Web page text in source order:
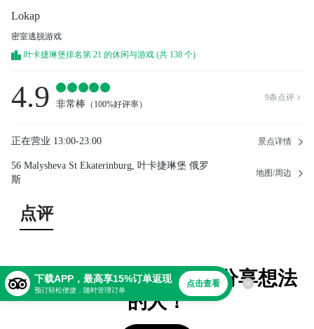
Lokap
密室逃脱游戏
叶卡捷琳堡排名第 21 的休闲与游戏 (共 138 个)
4.9 非常棒 （ 100%好评率）
9条点评 
正在营业 13:00-23:00 景点详情
56 Malysheva St Ekaterinburg, 叶卡捷琳堡 俄罗
斯
地图/周边
点评
暂无点评。 成为第一个分享想法
的人！
下载APP，最高享15%订单返现
预订轻松便捷，随时管理订单
点击查看